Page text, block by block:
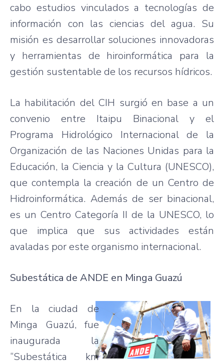
cabo estudios vinculados a tecnologías de
información con las ciencias del agua. Su
misión es desarrollar soluciones innovadoras
y herramientas de hiroinformática para la
gestión sustentable de los recursos hídricos.
La habilitación del CIH surgió en base a un
convenio entre Itaipu Binacional y el
Programa Hidrológico Internacional de la
Organización de las Naciones Unidas para la
Educación, la Ciencia y la Cultura (UNESCO),
que contempla la creación de un Centro de
Hidroinformática. Además de ser binacional,
es un Centro Categoría II de la UNESCO, lo
que implica que sus actividades están
avaladas por este organismo internacional.
Subestática de ANDE en Minga Guazú
En la ciudad de
Minga Guazú, fue
inaugurada la
“Subestática km